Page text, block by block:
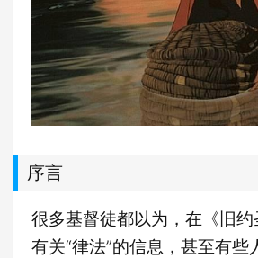
序言
很多基督徒都以为，在《旧
有关“律法”的信息，甚至有些